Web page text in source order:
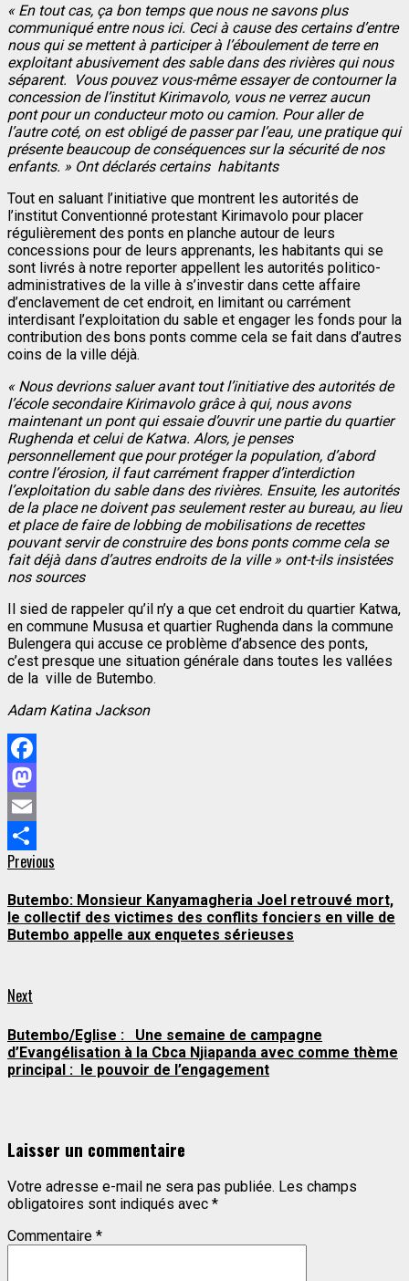
« En tout cas, ça bon temps que nous ne savons plus
communiqué entre nous ici. Ceci à cause des certains d’entre
nous qui se mettent à participer à l’éboulement de terre en
exploitant abusivement des sable dans des rivières qui nous
séparent. Vous pouvez vous-même essayer de contourner la
concession de l’institut Kirimavolo, vous ne verrez aucun
pont pour un conducteur moto ou camion. Pour aller de
l’autre coté, on est obligé de passer par l’eau, une pratique qui
présente beaucoup de conséquences sur la sécurité de nos
enfants. » Ont déclarés certains habitants
Tout en saluant l’initiative que montrent les autorités de
l’institut Conventionné protestant Kirimavolo pour placer
régulièrement des ponts en planche autour de leurs
concessions pour de leurs apprenants, les habitants qui se
sont livrés à notre reporter appellent les autorités politico-
administratives de la ville à s’investir dans cette affaire
d’enclavement de cet endroit, en limitant ou carrément
interdisant l’exploitation du sable et engager les fonds pour la
contribution des bons ponts comme cela se fait dans d’autres
coins de la ville déjà.
« Nous devrions saluer avant tout l’initiative des autorités de
l’école secondaire Kirimavolo grâce à qui, nous avons
maintenant un pont qui essaie d’ouvrir une partie du quartier
Rughenda et celui de Katwa. Alors, je penses
personnellement que pour protéger la population, d’abord
contre l’érosion, il faut carrément frapper d’interdiction
l’exploitation du sable dans des rivières. Ensuite, les autorités
de la place ne doivent pas seulement rester au bureau, au lieu
et place de faire de lobbing de mobilisations de recettes
pouvant servir de construire des bons ponts comme cela se
fait déjà dans d’autres endroits de la ville » ont-t-ils insistées
nos sources
Il sied de rappeler qu’il n’y a que cet endroit du quartier Katwa,
en commune Mususa et quartier Rughenda dans la commune
Bulengera qui accuse ce problème d’absence des ponts,
c’est presque une situation générale dans toutes les vallées
de la ville de Butembo.
Adam Katina Jackson
Facebook
Mastodon
Email
Partager
Continue
Reading
Previous
Butembo: Monsieur Kanyamagheria Joel retrouvé mort,
le collectif des victimes des conflits fonciers en ville de
Butembo appelle aux enquetes sérieuses
Next
Butembo/Eglise : Une semaine de campagne
d’Evangélisation à la Cbca Njiapanda avec comme thème
principal : le pouvoir de l’engagement
Laisser un commentaire
Votre adresse e-mail ne sera pas publiée. Les champs
obligatoires sont indiqués avec *
Commentaire *